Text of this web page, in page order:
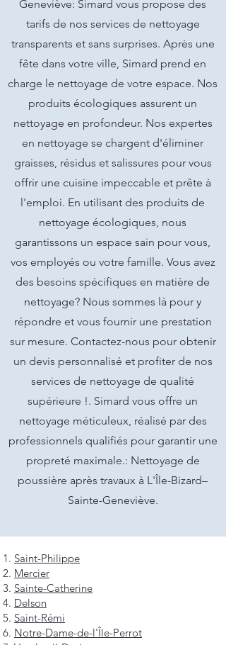
Geneviève: Simard vous propose des
tarifs de nos services de nettoyage
transparents et sans surprises. Après une
fête dans votre ville, Simard prend en
charge le nettoyage de votre espace. Nos
produits écologiques assurent un
nettoyage en profondeur. Nos expertes
en nettoyage se chargent d'éliminer
graisses, résidus et salissures pour vous
offrir une cuisine impeccable et prête à
l'emploi. En utilisant des produits de
nettoyage écologiques, nous
garantissons un espace sain pour vous,
vos employés ou votre famille. Vous avez
des besoins spécifiques en matière de
nettoyage? Nous sommes là pour y
répondre et vous fournir une prestation
sur mesure. Contactez-nous pour obtenir
un devis personnalisé et profiter de nos
services de nettoyage de qualité
supérieure !. Simard vous offre un
nettoyage méticuleux, réalisé par des
professionnels qualifiés pour garantir une
propreté maximale.: Nettoyage de
poussière après travaux à L'Île-Bizard–
Sainte-Geneviève.
Saint-Philippe
Mercier
Sainte-Catherine
Delson
Saint-Rémi
Notre-Dame-de-l'Île-Perrot